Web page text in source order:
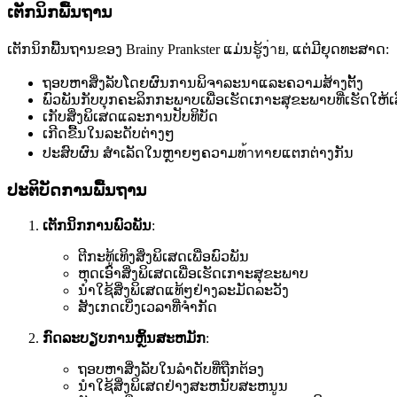
ເຕັກນິກພື້ນຖານ
ເຕັກນິກພື້ນຖານຂອງ Brainy Prankster ແມ່ນຮູ້ງ่าย, ແຕ່ມີຍຸດທະສາດ:
ຖອບຫາສິ່ງລັບໂດຍຜົນການພິຈາລະນາແລະຄວາມສ້າງຕັ້ງ
ພົວພັນກັບບຸກຄະລິກກະພາບເພື່ອເຮັດເກາະສຸຂະພາບທີ່ເຮັດໃຫ້
ເກັບສິ່ງພິເສດແລະການປັບທິບັດ
ເກີດຂື້ນໃນລະດັບຕ່າງໆ
ປະສົບຜົນ ສຳເລັດໃນຫຼາຍໆຄວາມທ้าทາຍແຕກຕ່າງກັນ
ປະຕິບັດການພື້ນຖານ
ເຕັກນິກການພົວພັນ:
ຕີກະທູ້ເທິງສິ່ງພິເສດເພື່ອພົວພັນ
ຫຸດເອົາສິ່ງພິເສດເພື່ອເຮັດເກາະສຸຂະພາບ
ນໍາໃຊ້ສິ່ງພິເສດແທ້ໆຢ່າງລະມັດລະວັງ
ສັງເກດເບິ່ງເວລາທີ່ຈຳກັດ
ກົດລະບຽບການຫຼິ້ນສະຫມັກ:
ຖອບຫາສິ່ງລັບໃນລໍາດັບທີ່ຖືກຕ້ອງ
ນໍາໃຊ້ສິ່ງພິເສດຢ່າງສະຫນັບສະຫນູນ